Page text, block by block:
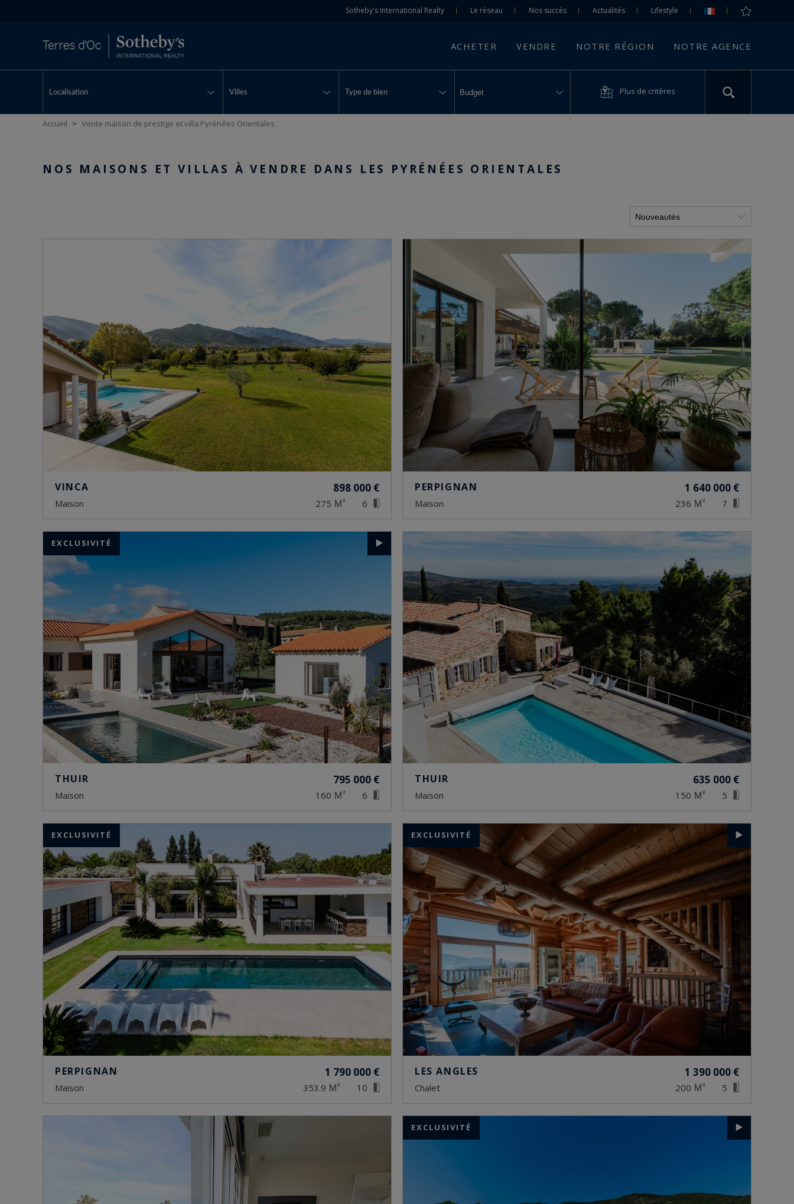
Sotheby's International Realty Le réseau Nos succès Actualités Lifestyle
ACHETER VENDRE NOTRE RÉGION NOTRE AGENCE
Localisation Villes Type de bien Plus de critères
Accueil > Vente maison de prestige et villa Pyrénées Orientales
NOS MAISONS ET VILLAS À VENDRE DANS LES PYRÉNÉES ORIENTALES
VINCA 898 000 €
maison 275 6
PERPIGNAN 1 640 000 €
maison 236 7
THUIR 795 000 €
maison 160 6
EXCLUSIVITÉ
THUIR 635 000 €
maison 150 5
PERPIGNAN 1 790 000 €
maison 353.9 10
EXCLUSIVITÉ
LES ANGLES 1 390 000 €
chalet 200 5
EXCLUSIVITÉ
EXCLUSIVITÉ